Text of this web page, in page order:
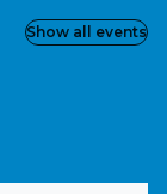
Show all events